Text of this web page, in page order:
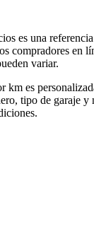
es una
compradores en
variar.
km es
tipo de garaje y